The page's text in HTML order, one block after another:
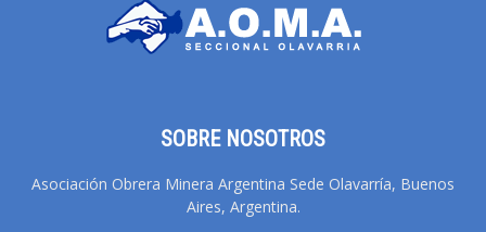
SOBRE NOSOTROS
Asociación Obrera Minera Argentina Sede Olavarría, Buenos
Aires, Argentina.